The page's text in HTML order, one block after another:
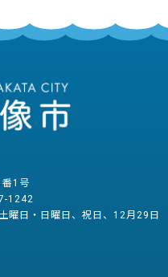
番1号
1242
曜日・日曜日、祝日、12月29日